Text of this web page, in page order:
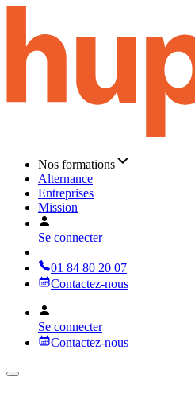
Nos formations
Alternance
Entreprises
Mission
Se connecter
01 84 80 20 07
Contactez-nous
Se connecter
Contactez-nous